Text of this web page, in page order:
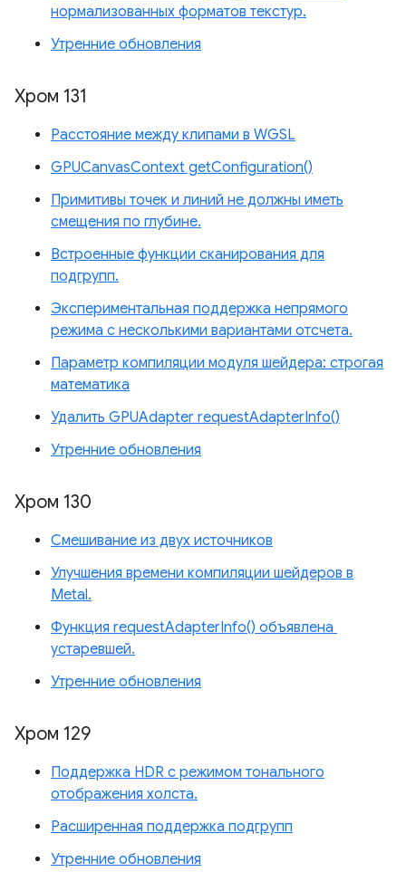
нормализованных форматов текстур.
Утренние обновления
Хром 131
Расстояние между клипами в WGSL
GPUCanvasContext getConfiguration()
Примитивы точек и линий не должны иметь
смещения по глубине.
Встроенные функции сканирования для
подгрупп.
Экспериментальная поддержка непрямого
режима с несколькими вариантами отсчета.
Параметр компиляции модуля шейдера: строгая
математика
Удалить GPUAdapter requestAdapterInfo()
Утренние обновления
Хром 130
Смешивание из двух источников
Улучшения времени компиляции шейдеров в
Metal.
Функция requestAdapterInfo() объявлена ​​
устаревшей.
Утренние обновления
Хром 129
Поддержка HDR с режимом тонального
отображения холста.
Расширенная поддержка подгрупп
Утренние обновления